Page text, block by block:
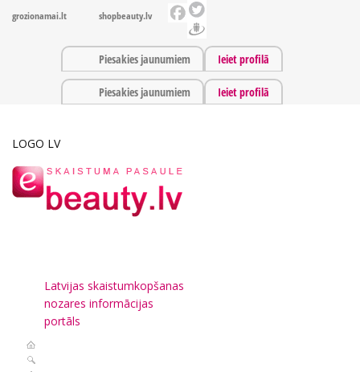
grozionamai.lt shopbeauty.lv
Piesakies jaunumiem Ieiet profilā
Piesakies jaunumiem Ieiet profilā
LOGO LV
Latvijas skaistumkopšanas
nozares informācijas
portāls